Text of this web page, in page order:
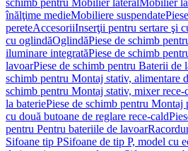
schimb pentru Mobilier lateralMobilier
înălţime medieMobiliere suspendate
pereteAccesoriiInserţii pentru sertare şi
cu oglindăOglindăPiese de schimb
iluminare integratăPiese de schimb
lavoarPiese de schimb pentru Baterii de
schimb pentru Montaj stativ, alimentare
schimb pentru Montaj stativ, mixer rece-
la bateriePiese de schimb pentru Montaj
cu două butoane de reglare rece-cald
pentru Pentru bateriile de lavoar
Sifoane tip PSifoane de tip P, model cu